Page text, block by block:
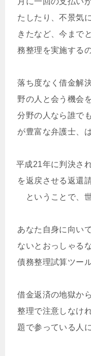
たしたり、不景気
きたなど、今まで
務整理を実施する
落ち度なく借金解
野の人と会う機会
分野の人なら誰で
が豊富な弁護士、
平成21年に判決さ
を返戻させる返還
ということで、
あなた自身に向い
ないとおっしゃる
債務整理試算ツー
借金返済の地獄か
整理で注意しなけ
題で参っている人